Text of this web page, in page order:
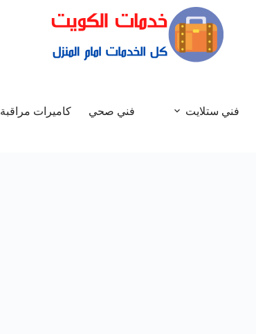
فني ستلايت فني صحي كاميرات مراقبة